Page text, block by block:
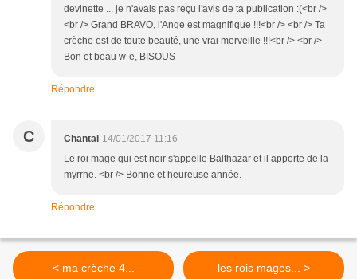
devinette ... je n'avais pas reçu l'avis de ta publication :(<br />
<br /> Grand BRAVO, l'Ange est magnifique !!!<br /> <br /> Ta
crèche est de toute beauté, une vrai merveille !!!<br /> <br />
Bon et beau w-e, BISOUS
Répondre
C Chantal 14/01/2017 11:16
Le roi mage qui est noir s'appelle Balthazar et il apporte de la
myrrhe. <br /> Bonne et heureuse année.
Répondre
< ma crèche 4... les rois mages... >